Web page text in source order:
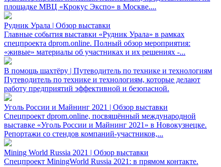
площадке МВЦ «Крокус Экспо» в Москве....
Рудник Урала | Обзор выставки
Главные события выставки «Рудник Урала» в рамках
спецпроекта dprom.online. Полный обзор мероприятия:
«живые» материалы об участниках и их решениях -...
В помощь шахтёру | Путеводитель по технике и технологиям
Путеводитель по технике и технологиям, которые делают
работу предприятий эффективной и безопасной.
Уголь России и Майнинг 2021 | Обзор выставки
Спецпроект dprom.online, посвящённый международной
выставке «Уголь России и Майнинг 2021» в Новокузнецке.
Репортажи со стендов компаний-участников,...
Mining World Russia 2021 | Обзор выставки
Спецпроект MiningWorld Russia 2021: в прямом контакте.